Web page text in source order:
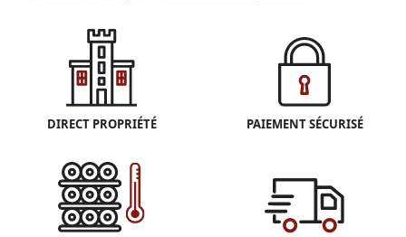
DIRECT PROPRIÉTÉ PAIEMENT SÉCURISÉ